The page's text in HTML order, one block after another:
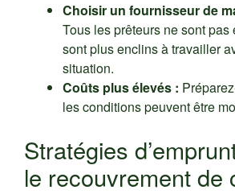
Choisir un fournisseur de
Tous les prêteurs ne sont
sont plus enclins à travailler
situation.
Coûts plus élevés :
les conditions peuvent être
Stratégies
le recouvrement de